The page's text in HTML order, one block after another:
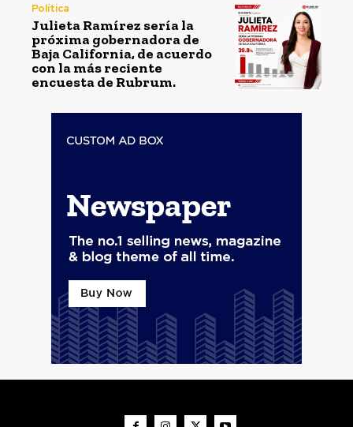
Política
Julieta Ramírez sería la
próxima gobernadora de
Baja California, de acuerdo
con la más reciente
encuesta de Rubrum.